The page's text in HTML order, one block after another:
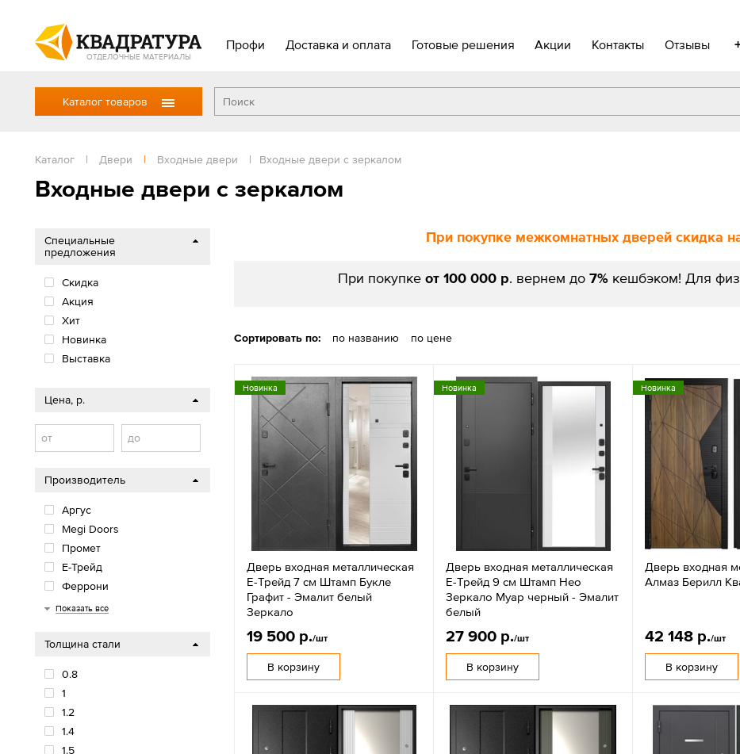
ОТДЕЛОЧНЫЕ МАТЕРИАЛЫ
Профи Доставка и оплата Готовые решения Акции Контакты Отзывы
Каталог товаров
Каталог | Двери | Входные двери | Входные двери с зеркалом
Входные двери с зеркалом
При покупке межкомнатных дверей скидка
При покупке от 100 000 р. вернем до 7% кешбэком! Для
Сортировать по: по названию по цене
Новинка
Дверь входная металлическая
Е-Трейд 7 см Штамп Букле
Графит - Эмалит белый
Зеркало
19 500 р./шт
В корзину
Новинка
Дверь входная металлическая
Е-Трейд 9 см Штамп Нео
Зеркало Муар черный - Эмалит
белый
27 900 р./шт
В корзину
Новинка
Дверь входная
Алмаз Берилл
42 148 р./шт
В корзину
Специальные
предложения
Скидка
Акция
Хит
Новинка
Выставка
Цена, р.
от до
Производитель
Аргус
Megi Doors
Промет
Е-Трейд
Феррони
Алмаз
Мастино
Luxor
Волга-Бункер
ВФД Эталон
ВФД Сибирь
Стройгост
Показать все
Толщина стали
0.8
1
1.2
1.4
1.5